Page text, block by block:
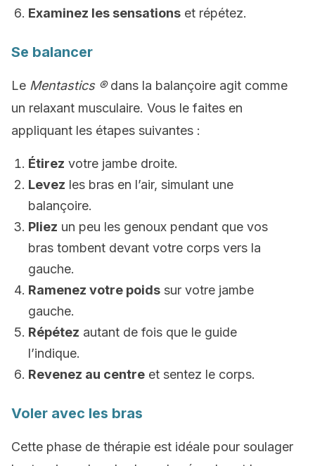
Examinez les sensations et répétez.
Se balancer
Le Mentastics ®dans la balançoire agit comme
un relaxant musculaire. Vous le faites en
appliquant les étapes suivantes :
Étirez votre jambe droite.
Levez les bras en l’air, simulant une
balançoire.
Pliez un peu les genoux pendant que vos
bras tombent devant votre corps vers la
gauche.
Ramenez votre poids sur votre jambe
gauche.
Répétez autant de fois que le guide
l’indique.
Revenez au centre et sentez le corps.
Voler avec les bras
Cette phase de thérapie est idéale pour soulager